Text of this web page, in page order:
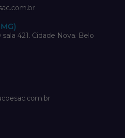
421. Cidade Nova. Belo